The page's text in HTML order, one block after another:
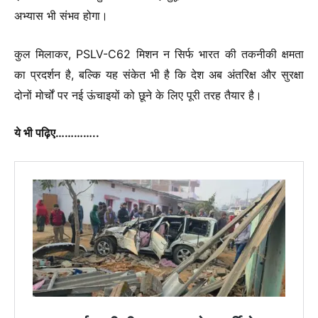
अभ्यास भी संभव होगा।
कुल मिलाकर, PSLV-C62 मिशन न सिर्फ भारत की तकनीकी क्षमता
का प्रदर्शन है, बल्कि यह संकेत भी है कि देश अब अंतरिक्ष और सुरक्षा
दोनों मोर्चों पर नई ऊंचाइयों को छूने के लिए पूरी तरह तैयार है।
ये भी पढ़िए…………..